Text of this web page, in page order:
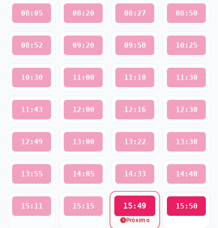
08:05 08:20 08:27 08:50
08:52 09:20 09:50 10:25
10:30 11:00 11:10 11:30
11:43 12:00 12:16 12:30
12:49 13:00 13:22 13:30
13:55 14:05 14:33 14:40
15:11 15:15 15:49
Próximo
15:50